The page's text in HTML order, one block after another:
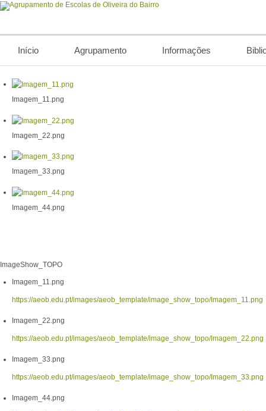
Início Agrupamento Informações
Imagem_11.png
Imagem_22.png
Imagem_33.png
Imagem_44.png
ImageShow_TOPO
Imagem_11.png
https://aeob.edu.pt/images/aeob_template/image_show_topo/Imagem_11.png
Imagem_22.png
https://aeob.edu.pt/images/aeob_template/image_show_topo/Imagem_22.png
Imagem_33.png
https://aeob.edu.pt/images/aeob_template/image_show_topo/Imagem_33.png
Imagem_44.png